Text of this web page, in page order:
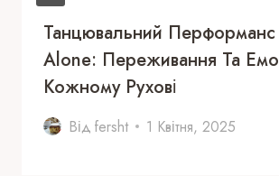
Танцювальний
Alone: Переживання Та
Кожному Рухові
Від fersht 1 Квітня, 2025